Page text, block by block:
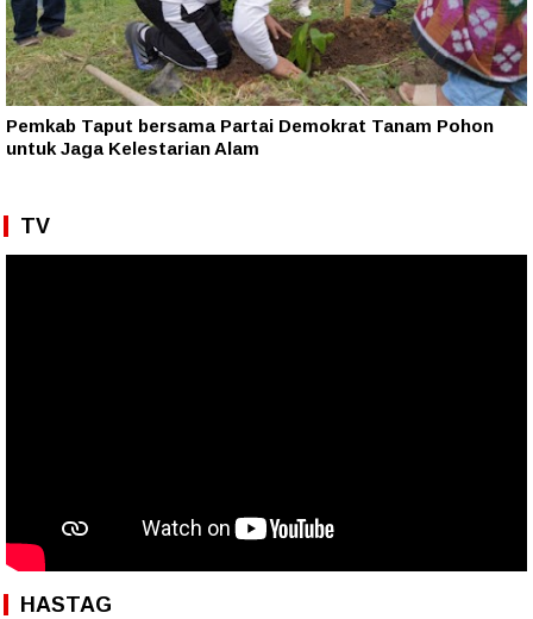
Pemkab Taput bersama Partai Demokrat Tanam Pohon
untuk Jaga Kelestarian Alam
TV
HASTAG